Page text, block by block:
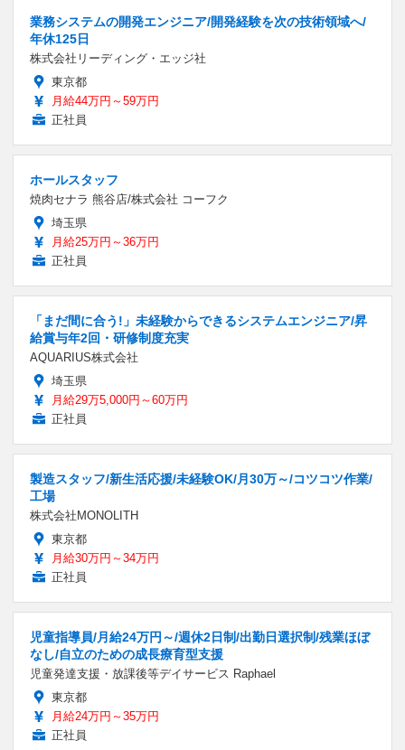
業務システムの開発エンジニア/開発経験を次の技術領域へ/
年休125日
株式会社リーディング・エッジ社
東京都
月給44万円～59万円
正社員
ホールスタッフ
焼肉セナラ 熊谷店/株式会社 コーフク
埼玉県
月給25万円～36万円
正社員
「まだ間に合う!」未経験からできるシステムエンジニア/昇
給賞与年2回・研修制度充実
AQUARIUS株式会社
埼玉県
月給29万5,000円～60万円
正社員
製造スタッフ/新生活応援/未経験OK/月30万～/コツコツ作業/
工場
株式会社MONOLITH
東京都
月給30万円～34万円
正社員
児童指導員/月給24万円～/週休2日制/出勤日選択制/残業ほぼ
なし/自立のための成長療育型支援
児童発達支援・放課後等デイサービス Raphael
東京都
月給24万円～35万円
正社員